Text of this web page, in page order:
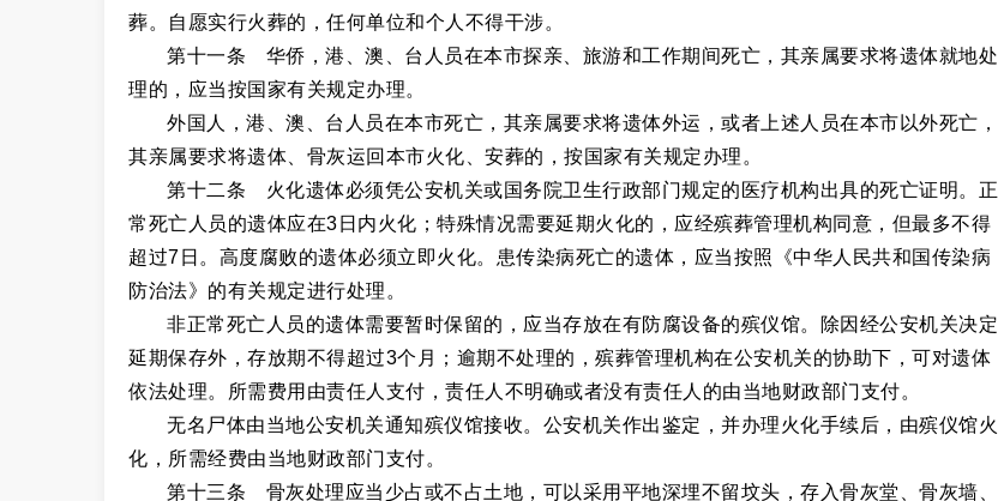
葬。自愿实行火葬的，任何单位和个人不得干涉。
第十一条 华侨，港、澳、台人员在本市探亲、旅游和工作期间死亡，其亲属要求将遗体就地处
理的，应当按国家有关规定办理。
外国人，港、澳、台人员在本市死亡，其亲属要求将遗体外运，或者上述人员在本市以外死亡，
其亲属要求将遗体、骨灰运回本市火化、安葬的，按国家有关规定办理。
第十二条 火化遗体必须凭公安机关或国务院卫生行政部门规定的医疗机构出具的死亡证明。正
常死亡人员的遗体应在3日内火化；特殊情况需要延期火化的，应经殡葬管理机构同意，但最多不得
超过7日。高度腐败的遗体必须立即火化。患传染病死亡的遗体，应当按照《中华人民共和国传染病
防治法》的有关规定进行处理。
非正常死亡人员的遗体需要暂时保留的，应当存放在有防腐设备的殡仪馆。除因经公安机关决定
延期保存外，存放期不得超过3个月；逾期不处理的，殡葬管理机构在公安机关的协助下，可对遗体
依法处理。所需费用由责任人支付，责任人不明确或者没有责任人的由当地财政部门支付。
无名尸体由当地公安机关通知殡仪馆接收。公安机关作出鉴定，并办理火化手续后，由殡仪馆火
化，所需经费由当地财政部门支付。
第十三条 骨灰处理应当少占或不占土地，可以采用平地深埋不留坟头，存入骨灰堂、骨灰墙、